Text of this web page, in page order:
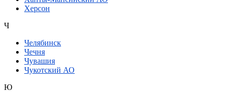
Херсон
Ч
Челябинск
Чечня
Чувашия
Чукотский АО
Ю